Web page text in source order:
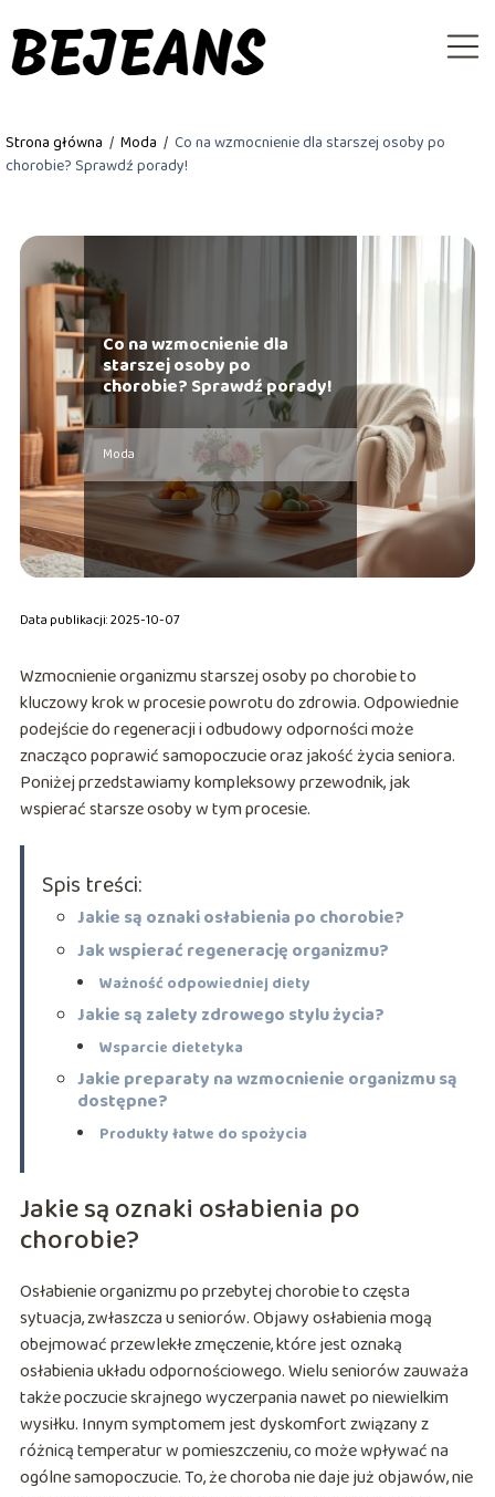
Strona główna / Moda / Co na wzmocnienie dla starszej osoby po
chorobie? Sprawdź porady!
Co na wzmocnienie dla
starszej osoby po
chorobie? Sprawdź porady!
Moda
Data publikacji: 2025-10-07
Wzmocnienie organizmu starszej osoby po chorobie to
kluczowy krok w procesie powrotu do zdrowia. Odpowiednie
podejście do regeneracji i odbudowy odporności może
znacząco poprawić samopoczucie oraz jakość życia seniora.
Poniżej przedstawiamy kompleksowy przewodnik, jak
wspierać starsze osoby w tym procesie.
Spis treści:
Jakie są oznaki osłabienia po chorobie?
Jak wspierać regenerację organizmu?
Ważność odpowiedniej diety
Jakie są zalety zdrowego stylu życia?
Wsparcie dietetyka
Jakie preparaty na wzmocnienie organizmu są
dostępne?
Produkty łatwe do spożycia
Jakie są oznaki osłabienia po
chorobie?
Osłabienie organizmu po przebytej chorobie to częsta
sytuacja, zwłaszcza u seniorów. Objawy osłabienia mogą
obejmować przewlekłe zmęczenie, które jest oznaką
osłabienia układu odpornościowego. Wielu seniorów zauważa
także poczucie skrajnego wyczerpania nawet po niewielkim
wysiłku. Innym symptomem jest dyskomfort związany z
różnicą temperatur w pomieszczeniu, co może wpływać na
ogólne samopoczucie. To, że choroba nie daje już objawów, nie